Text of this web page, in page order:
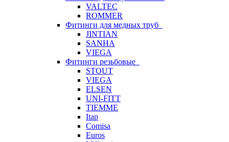
VALTEC
ROMMER
Фитинги для медных труб
JINTIAN
SANHA
VIEGA
Фитинги резьбовые
STOUT
VIEGA
ELSEN
UNI-FITT
TIEMME
Itap
Comisa
Euros